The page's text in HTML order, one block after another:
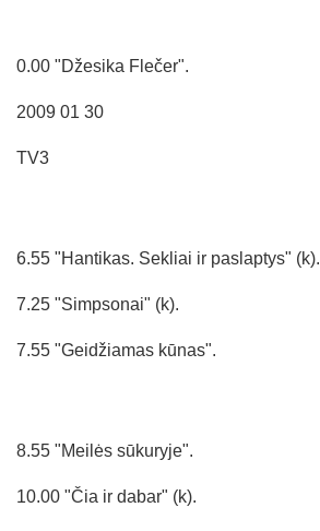
0.00 "Džesika Flečer".
2009 01 30
TV3
6.55 "Hantikas. Sekliai ir paslaptys" (k).
7.25 "Simpsonai" (k).
7.55 "Geidžiamas kūnas".
8.55 "Meilės sūkuryje".
10.00 "Čia ir dabar" (k).